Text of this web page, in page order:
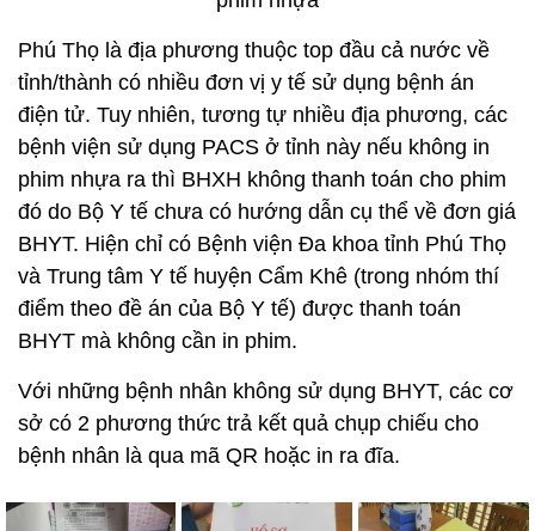
Phú Thọ là địa phương thuộc top đầu cả nước về
tỉnh/thành có nhiều đơn vị y tế sử dụng bệnh án
điện tử. Tuy nhiên, tương tự nhiều địa phương, các
bệnh viện sử dụng PACS ở tỉnh này nếu không in
phim nhựa ra thì BHXH không thanh toán cho phim
đó do Bộ Y tế chưa có hướng dẫn cụ thể về đơn giá
BHYT. Hiện chỉ có Bệnh viện Đa khoa tỉnh Phú Thọ
và Trung tâm Y tế huyện Cẩm Khê (trong nhóm thí
điểm theo đề án của Bộ Y tế) được thanh toán
BHYT mà không cần in phim.
Với những bệnh nhân không sử dụng BHYT, các cơ
sở có 2 phương thức trả kết quả chụp chiếu cho
bệnh nhân là qua mã QR hoặc in ra đĩa.